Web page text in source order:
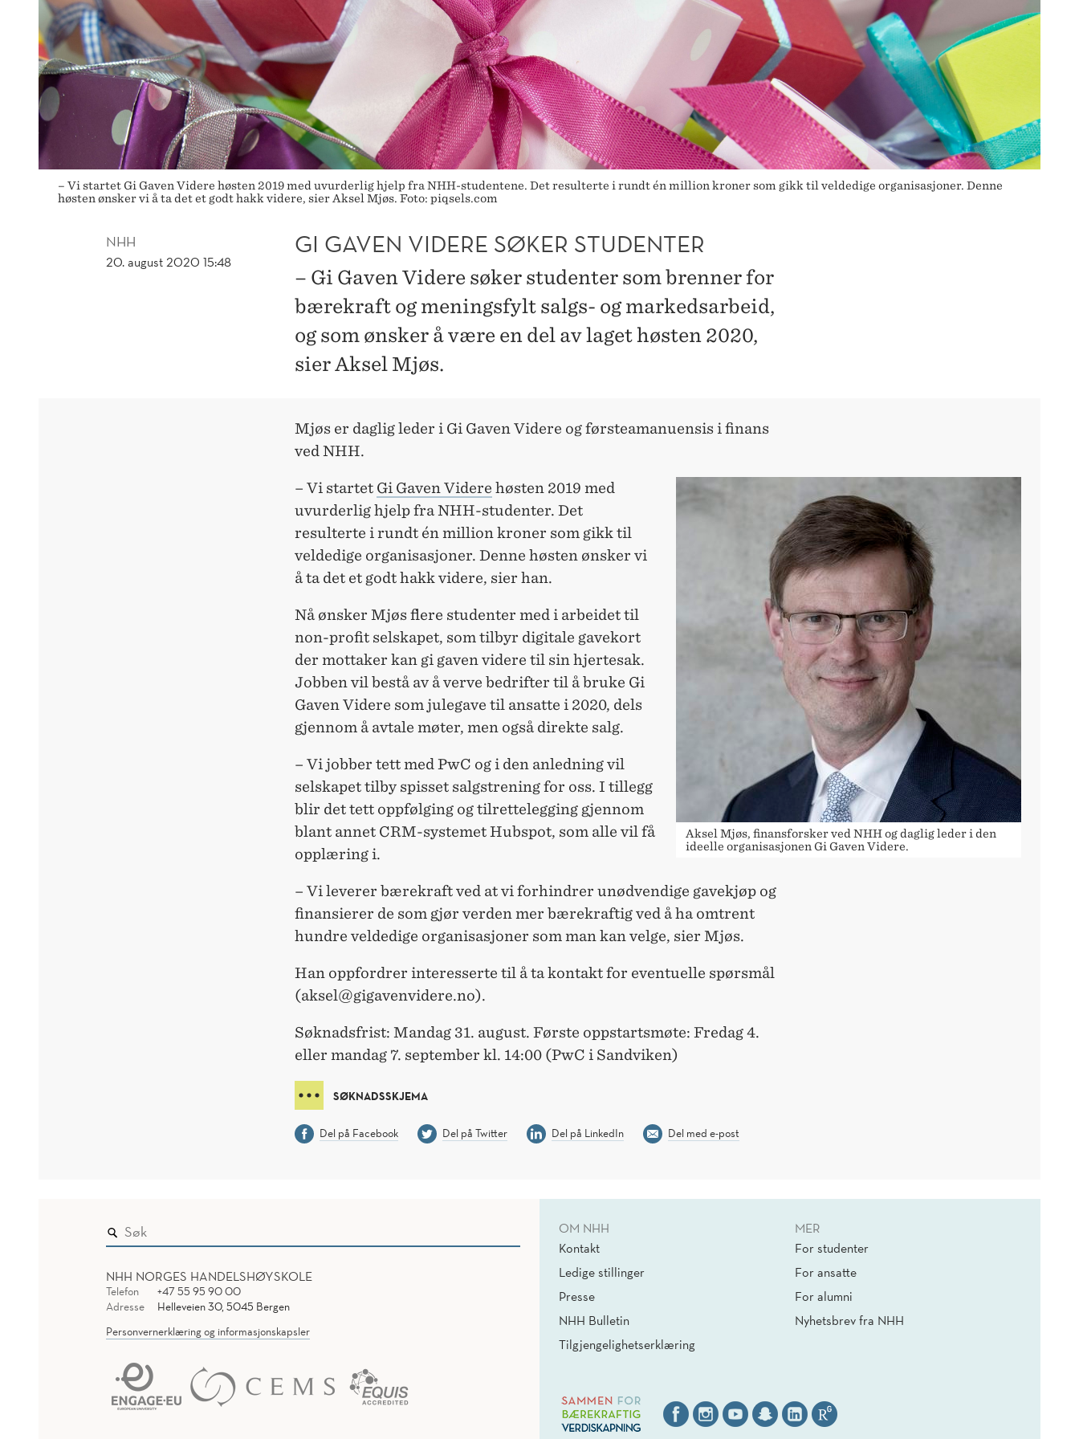
– Vi startet Gi Gaven Videre høsten 2019 med uvurderlig hjelp fra NHH-studentene. Det resulterte i rundt én million kroner som gikk til veldedige organisasjoner. Denne
høsten ønsker vi å ta det et godt hakk videre, sier Aksel Mjøs. Foto: piqsels.com
NHH
20. august 2020 15:48
GI GAVEN VIDERE SØKER STUDENTER
– Gi Gaven Videre søker studenter som brenner for
bærekraft og meningsfylt salgs- og markedsarbeid,
og som ønsker å være en del av laget høsten 2020,
sier Aksel Mjøs.
Mjøs er daglig leder i Gi Gaven Videre og førsteamanuensis i finans
ved NHH.
Aksel Mjøs, finansforsker ved NHH og daglig leder i den
ideelle organisasjonen Gi Gaven Videre.
– Vi startet Gi Gaven Videre høsten 2019 med
uvurderlig hjelp fra NHH-studenter. Det
resulterte i rundt én million kroner som gikk til
veldedige organisasjoner. Denne høsten ønsker vi
å ta det et godt hakk videre, sier han.
Nå ønsker Mjøs flere studenter med i arbeidet til
non-profit selskapet, som tilbyr digitale gavekort
der mottaker kan gi gaven videre til sin hjertesak.
Jobben vil bestå av å verve bedrifter til å bruke Gi
Gaven Videre som julegave til ansatte i 2020, dels
gjennom å avtale møter, men også direkte salg.
– Vi jobber tett med PwC og i den anledning vil
selskapet tilby spisset salgstrening for oss. I tillegg
blir det tett oppfølging og tilrettelegging gjennom
blant annet CRM-systemet Hubspot, som alle vil få
opplæring i.
– Vi leverer bærekraft ved at vi forhindrer unødvendige gavekjøp og
finansierer de som gjør verden mer bærekraftig ved å ha omtrent
hundre veldedige organisasjoner som man kan velge, sier Mjøs.
Han oppfordrer interesserte til å ta kontakt for eventuelle spørsmål
(aksel@gigavenvidere.no).
Søknadsfrist: Mandag 31. august. Første oppstartsmøte: Fredag 4.
eller mandag 7. september kl. 14:00 (PwC i Sandviken)
SØKNADSSKJEMA
Del på Facebook Del på Twitter Del på LinkedIn Del med e-post
NHH NORGES HANDELSHØYSKOLE
Telefon
+47 55 95 90 00
Adresse
Helleveien 30, 5045 Bergen
Personvernerklæring og informasjonskapsler
OM NHH
Kontakt
Ledige stillinger
Presse
NHH Bulletin
Tilgjengelighetserklæring
MER
For studenter
For ansatte
For alumni
Nyhetsbrev fra NHH